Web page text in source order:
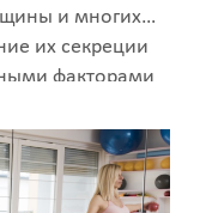
и многих
их секреции
факторами
причинах